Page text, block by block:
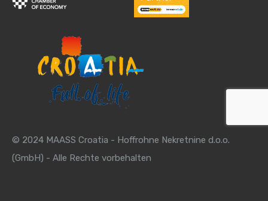
© 2024 MAASS Croatia - Hoffrohne Nekretnine d.o.o.
(GmbH) - Alle Rechte vorbehalten